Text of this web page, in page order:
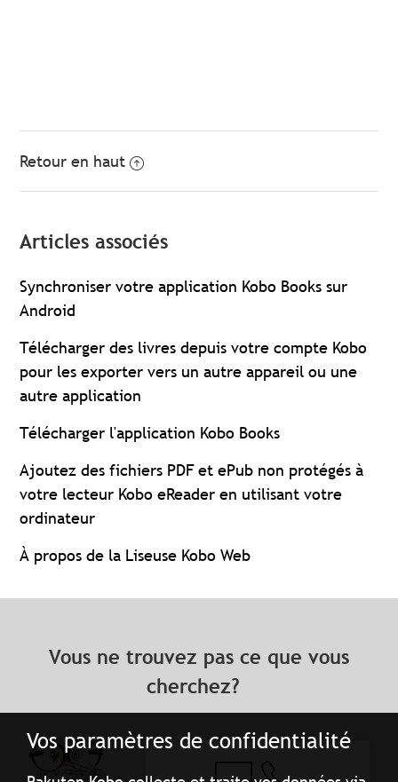
Vos paramètres de confidentialité
Retour en haut
Articles associés
Synchroniser votre application Kobo Books sur
Android
Télécharger des livres depuis votre compte Kobo
pour les exporter vers un autre appareil ou une
autre application
Télécharger l'application Kobo Books
Ajoutez des fichiers PDF et ePub non protégés à
votre lecteur Kobo eReader en utilisant votre
ordinateur
À propos de la Liseuse Kobo Web
Vous ne trouvez pas ce que vous
cherchez?